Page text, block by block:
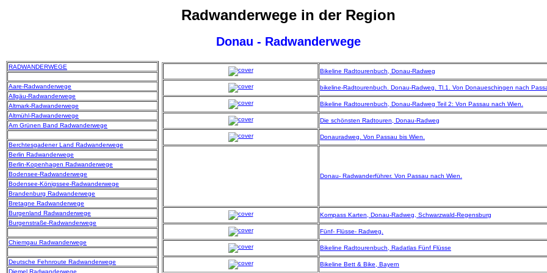
Radwanderwege in der Region
Donau - Radwanderwege
RADWANDERWEGE
Aare-Radwanderwege
Allgäu-Radwanderwege
Altmark-Radwanderwege
Altmühl-Radwanderwege
Am Grünen Band Radwanderwege
Berchtesgadener Land Radwanderwege
Berlin Radwanderwege
Berlin-Kopenhagen Radwanderwege
Bodensee-Radwanderwege
Bodensee-Königssee-Radwanderwege
Brandenburg Radwanderwege
Bretagne Radwanderwege
Burgenland Radwanderwege
Burgenstraße-Radwanderwege
Chiemgau Radwanderwege
Deutsche Fehnroute Radwanderwege
Diemel Radwanderwege
Bikeline Radtourenbuch, Donau-Radweg
bikeline-Radtourenbuch. Donau-Radweg. Tl.1. Von Donaueschingen nach
Bikeline Radtourenbuch, Donau-Radweg Teil 2: Von Passau nach Wien.
Die schönsten Radtouren, Donau-Radweg
Donauradweg. Von Passau bis Wien.
Donau- Radwanderführer. Von Passau nach Wien.
Kompass Karten, Donau-Radweg, Schwarzwald-Regensburg
Fünf- Flüsse- Radweg.
Bikeline Radtourenbuch, Radatlas Fünf Flüsse
Bikeline Bett & Bike, Bayern